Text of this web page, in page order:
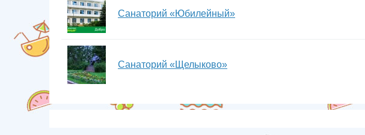
Санаторий «Юбилейный»
Санаторий «Щелыково»